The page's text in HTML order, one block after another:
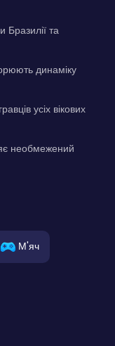
Бразилії та
динаміку
усіх вікових
необмежений
М'яч